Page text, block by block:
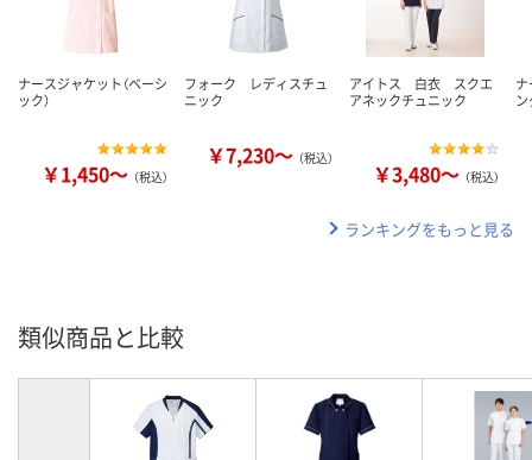
ナースジャケット（ベーシ
ック）
￥1,450～ （税込）
フォーク レディスチュ
ニック
￥7,230～ （税込）
アイトス 白衣 スクエ
アネックチュニック
￥3,480～ （税込）
ナ
ン
ランキングをもっと見る
類似商品と比較